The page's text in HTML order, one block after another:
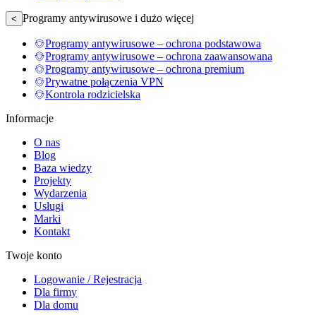
< Programy antywirusowe i dużo więcej
Programy antywirusowe – ochrona podstawowa
Programy antywirusowe – ochrona zaawansowana
Programy antywirusowe – ochrona premium
Prywatne połączenia VPN
Kontrola rodzicielska
Informacje
O nas
Blog
Baza wiedzy
Projekty
Wydarzenia
Usługi
Marki
Kontakt
Twoje konto
Logowanie / Rejestracja
Dla firmy
Dla domu